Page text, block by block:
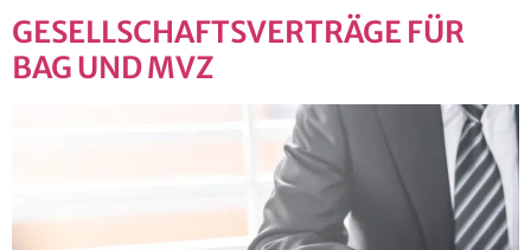
GESELLSCHAFTSVERTRÄGE FÜR
BAG UND MVZ